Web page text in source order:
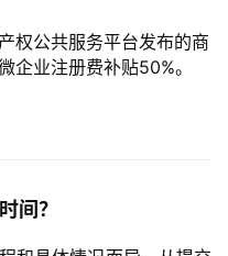
权公共服务平台发布的商
企业注册费补贴50%。
间？